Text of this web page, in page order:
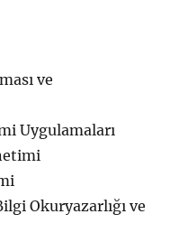
ve
Uygulamaları
Okuryazarlığı ve